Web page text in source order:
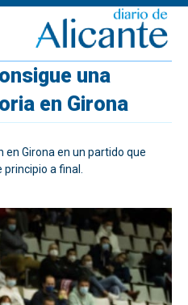
una
en Girona
en Girona en un partido que
a final.